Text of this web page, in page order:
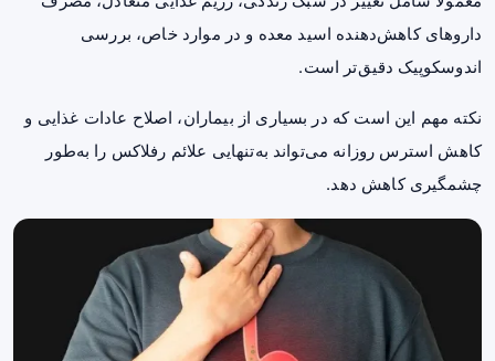
داروهای کاهش‌دهنده اسید معده و در موارد خاص، بررسی
اندوسکوپیک دقیق‌تر است.
نکته مهم این است که در بسیاری از بیماران، اصلاح عادات غذایی و
کاهش استرس روزانه می‌تواند به‌تنهایی علائم رفلاکس را به‌طور
چشمگیری کاهش دهد.